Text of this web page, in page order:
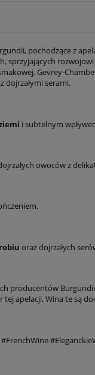
pochodzące z
Gevrey-
dojrzałymi serami.
i subtelnym
owoców z
oraz dojrzałych
producentów
apelacji. Wina te są